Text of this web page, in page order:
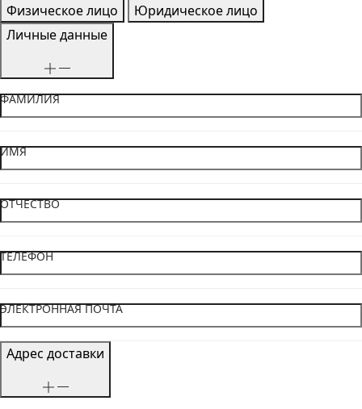
Физическое лицо
Юридическое лицо
Личные данные
ФАМИЛИЯ
ИМЯ
ОТЧЕСТВО
ТЕЛЕФОН
ЭЛЕКТРОННАЯ ПОЧТА
Адрес доставки